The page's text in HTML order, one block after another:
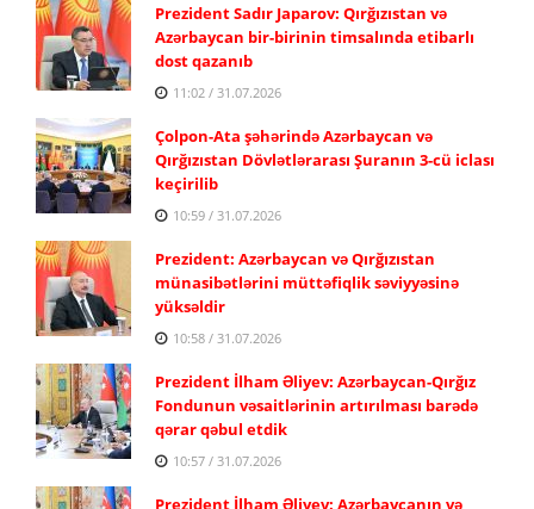
Prezident Sadır Japarov: Qırğızıstan və
Azərbaycan bir-birinin timsalında etibarlı
dost qazanıb
11:02 / 31.07.2026
Çolpon-Ata şəhərində Azərbaycan və
Qırğızıstan Dövlətlərarası Şuranın 3-cü iclası
keçirilib
10:59 / 31.07.2026
Prezident: Azərbaycan və Qırğızıstan
münasibətlərini müttəfiqlik səviyyəsinə
yüksəldir
10:58 / 31.07.2026
Prezident İlham Əliyev: Azərbaycan-Qırğız
Fondunun vəsaitlərinin artırılması barədə
qərar qəbul etdik
10:57 / 31.07.2026
Prezident İlham Əliyev: Azərbaycanın və